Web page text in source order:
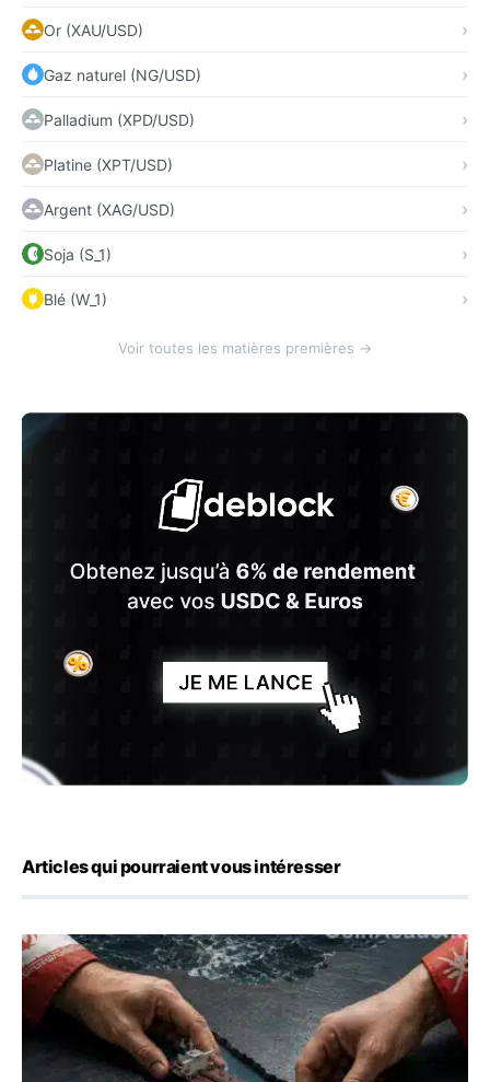
Or (XAU/USD)
Gaz naturel (NG/USD)
Palladium (XPD/USD)
Platine (XPT/USD)
Argent (XAG/USD)
Soja (S_1)
Blé (W_1)
Voir toutes les matières premières →
Articles qui pourraient vous intéresser
Ormuz : l’Iran annonce un accord avec Oman sur une